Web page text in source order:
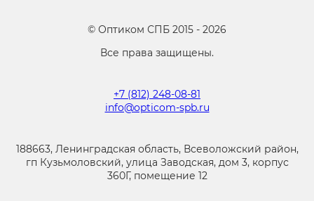
© Оптиком СПБ 2015 - 2026
Все права защищены.
+7 (812) 248-08-81
info@opticom-spb.ru
188663, Ленинградская область, Всеволожский район,
гп Кузьмоловский, улица Заводская, дом 3, корпус
360Г, помещение 12